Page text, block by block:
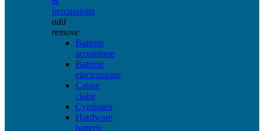
percussions
add
remove
Batterie
acoustique
Batterie
electronique
Caisse
claire
Cymbales
Hardware
batterie